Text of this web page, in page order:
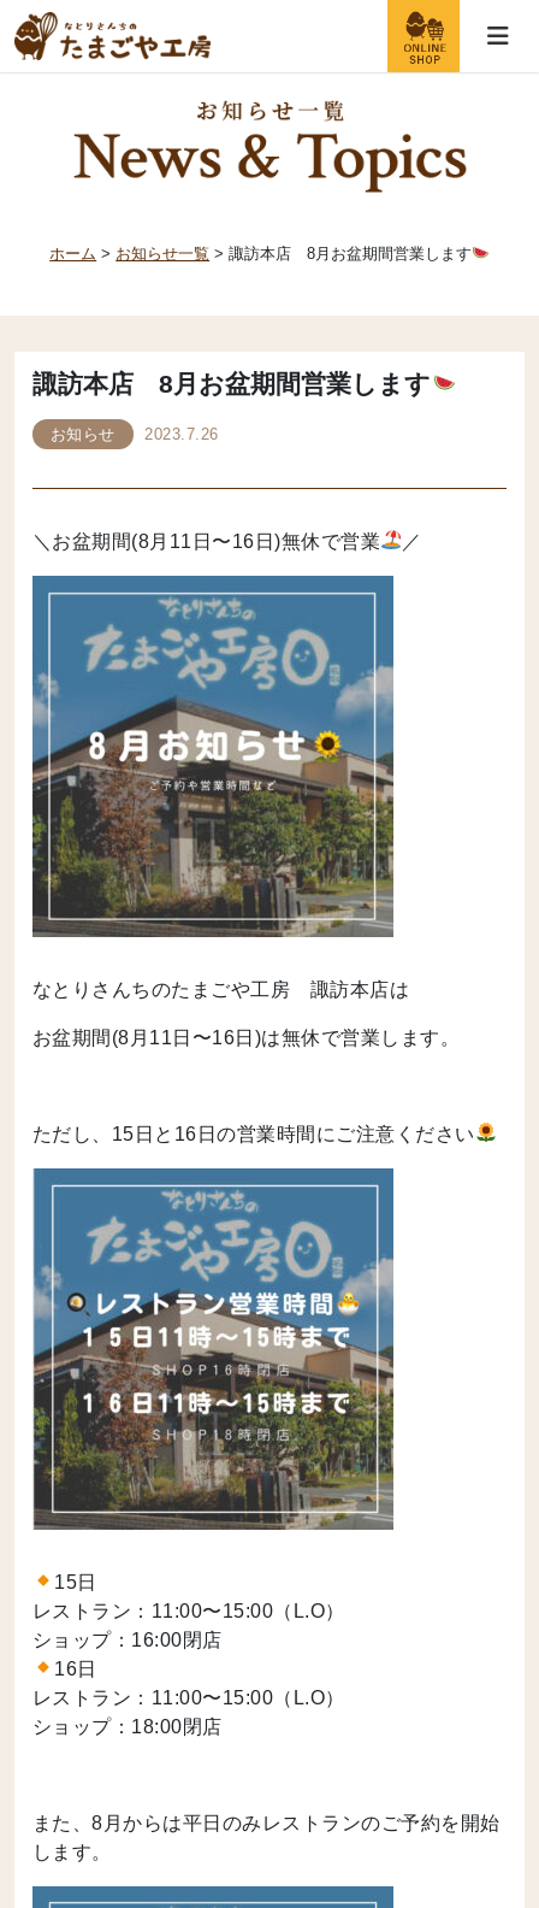
ホーム > お知らせ一覧 > 諏訪本店 8月お盆期間営業します
諏訪本店 8月お盆期間営業します
お知らせ 2023.7.26
＼お盆期間(8月11日〜16日)無休で営業 ／
なとりさんちのたまごや工房 諏訪本店は
お盆期間(8月11日〜16日)は無休で営業します。
ただし、15日と16日の営業時間にご注意ください
15日
レストラン：11:00〜15:00（L.O）
ショップ：16:00閉店
16日
レストラン：11:00〜15:00（L.O）
ショップ：18:00閉店
また、8月からは平日のみレストランのご予約を開始
します。